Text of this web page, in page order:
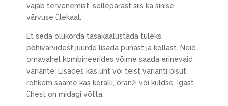
vajab tervenemist, sellepärast siis ka sinise
värvuse ülekaal.
Et seda olukorda tasakaalustada tuleks
põhivärvidest juurde lisada punast ja kollast. Neid
omavahel kombineerides võime saada erinevaid
variante. Lisades kas üht või teist varianti pisut
rohkem saame kas koralli, oranži või kuldse. Igast
ühest on midagi võtta.